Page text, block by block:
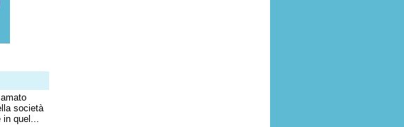
società
in quel...